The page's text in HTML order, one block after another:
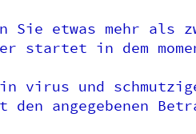
Sie etwas mehr als
startet in dem
virus und
den angegebenen